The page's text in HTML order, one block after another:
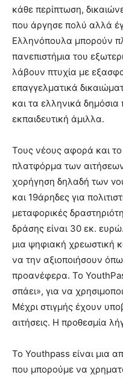
κάθε περίπτωση,
που άργησε πολύ αλλά
Ελληνόπουλα μπορούν
πανεπιστήμια του
λάβουν πτυχία με
επαγγελματικά
και τα ελληνικά
εκπαιδευτική άμιλλα.
Τους νέους αφορά και
πλατφόρμα των
χορήγηση δηλαδή των
και 19άρηδες για
μεταφορικές
δράσης είναι 30 εκ.
μια ψηφιακή χρεωστική
να την αξιοποιήσουν
προανέφερα. Το
σπάει», για να
Μέχρι στιγμής έχουν
αιτήσεις. Η προθεσμία
Το Youthpass είναι μια
που μπορούμε να